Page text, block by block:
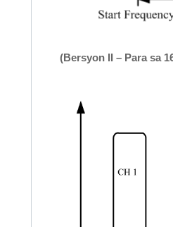
(Bersyon II – Para sa